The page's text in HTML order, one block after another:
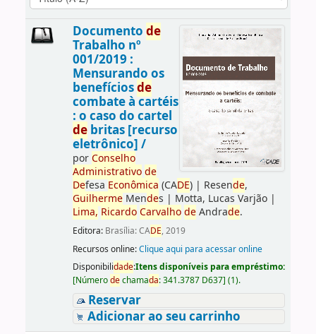
Documento de
Trabalho nº
001/2019 :
Mensurando os
benefíciosde
combate à cartéis
: o caso do cartel
debritas [recurso
eletrônico] /
porConselho
Administrativo de
Defesa Econômica (CADE)| Resende,
GuilhermeMendes | Motta, Lucas Varjão|
Lima, Ricardo Carvalho deAndrade.
Editora: Brasília: CADE, 2019
Recursos online:Clique aqui para acessar online
Disponibilidade:Itens disponíveis para empréstimo:
[Númerodechamada:341.3787 D637] (1).
Reservar
Adicionar ao seu carrinho